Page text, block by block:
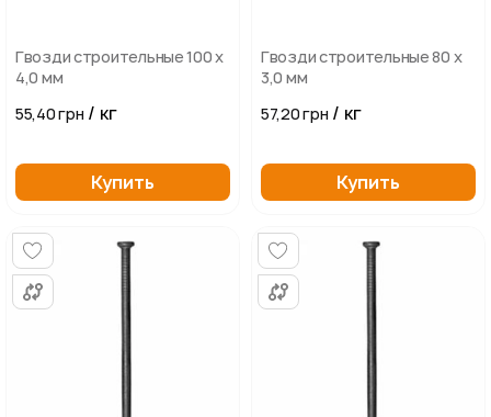
Гвозди строительные 100 х
4,0 мм
55,40 грн / кг
Купить
Гвозди строительные 80 х
3,0 мм
57,20 грн / кг
Купить